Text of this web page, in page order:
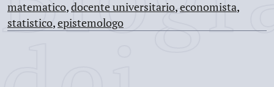
matematico,docente universitario,economista,
statistico,epistemologo